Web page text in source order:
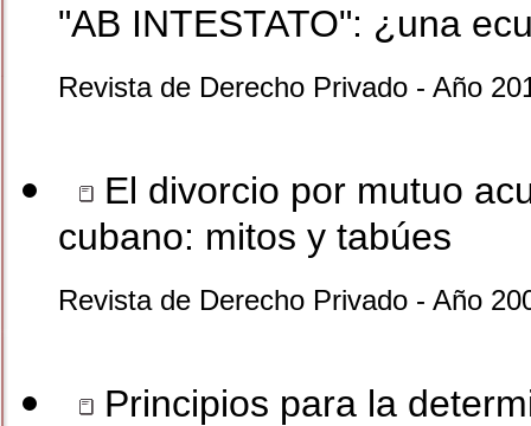
"AB INTESTATO": ¿una
Revista de Derecho Privado - Año
El divorcio por mutuo
cubano: mitos y tabúes
Revista de Derecho Privado - Año
Principios para la